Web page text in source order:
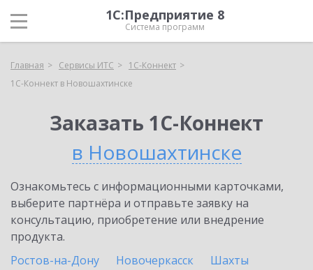
1С:Предприятие 8
Система программ
Главная Сервисы ИТС
1С-Коннект
1С-Коннект в Новошахтинске
Заказать 1С-Коннект
в Новошахтинске
Ознакомьтесь с информационными карточками,
выберите партнёра и отправьте заявку на
консультацию, приобретение или внедрение
продукта.
Ростов-на-Дону
Новочеркасск
Шахты